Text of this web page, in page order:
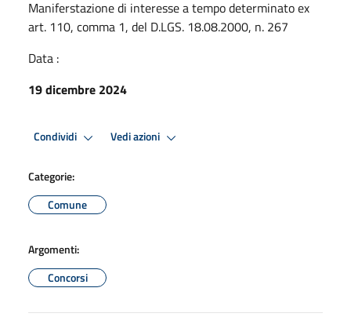
Maniferstazione di interesse a tempo determinato ex
art. 110, comma 1, del D.LGS. 18.08.2000, n. 267
Data :
19 dicembre 2024
Condividi Vedi azioni
Categorie:
Comune
Argomenti:
Concorsi